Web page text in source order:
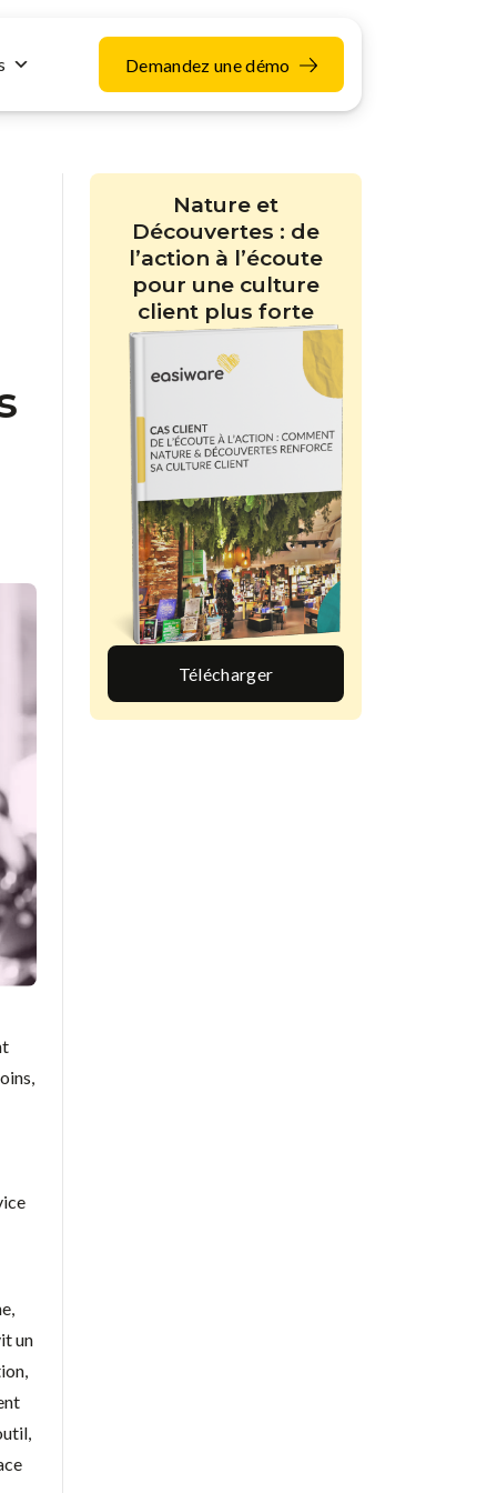
Demandez une démo
un
Nature et
Découvertes : de
l’action à l’écoute
pour une culture
client plus forte
Télécharger